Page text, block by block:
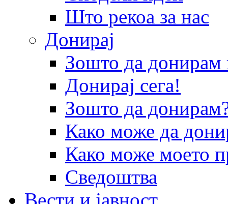
Што рекоа за нас
Донирај
Зошто да
Донирај сега!
Зошто да
Како може да
Како може моето
Сведоштва
Вести и јавност